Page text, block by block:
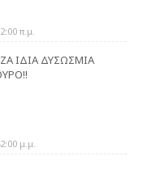
π.μ.
ΙΔΙΑ ΔΥΣΩΣΜΙΑ
μ.μ.